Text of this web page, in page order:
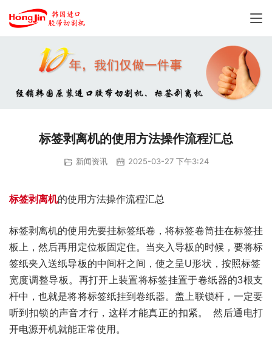
标签剥离机的使用方法操作流程汇总
新闻资讯 2025-03-27 下午3:24
标签剥离机的使用方法操作流程汇总
标签剥离机的使用先要挂标签纸卷，将标签卷筒挂在标签挂
板上，然后再用定位板固定住。当夹入导板的时候，要将标
签纸夹入送纸导板的中间杆之间，使之呈U形状，按照标签
宽度调整导板。再打开上装置将标签挂置于卷纸器的3根支
杆中，也就是将将标签纸挂到卷纸器。盖上联锁杆，一定要
听到扣锁的声音才行，这样才能真正的扣紧。 然后通电打
开电源开机就能正常使用。